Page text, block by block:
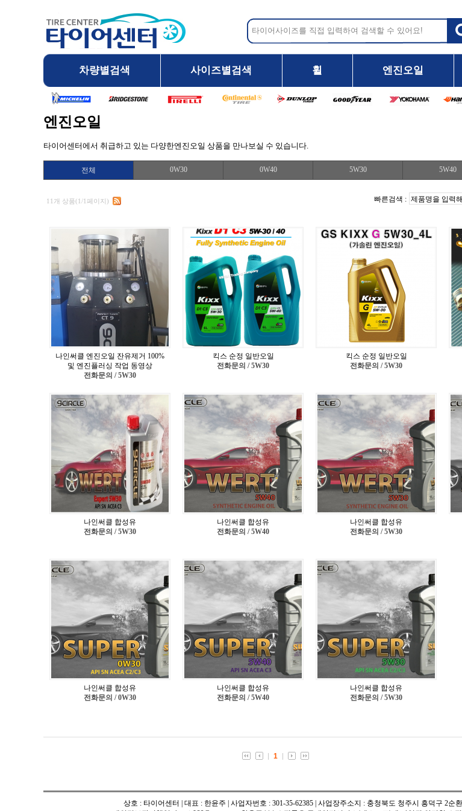
차량별검색 사이즈별검색 휠 엔진오일
엔진오일
타이어센터에서 취급하고 있는 다양한엔진오일 상품을 만나보실 수 있습니다.
전체 0W30 0W40 5W30 5W40
11개 상품(1/1페이지) 빠른검색 :
나인써클 엔진오일 잔유제거 100%
및 엔진플러싱 작업 동영상
전화문의 / 5W30
킥스 순정 일반오일
전화문의 / 5W30
킥스 순정 일반오일
전화문의 / 5W30
나인써클 합성유
전화문의 / 5W30
나인써클 합성유
전화문의 / 5W40
나인써클 합성유
전화문의 / 5W30
나인써클 합성유
전화문의 / 0W30
나인써클 합성유
전화문의 / 5W40
나인써클 합성유
전화문의 / 5W30
1
상호 : 타이어센터 | 대표 : 한윤주 | 사업자번호 : 301-35-62385 | 사업장주소지 : 충청북도 청주시 흥덕구 2순